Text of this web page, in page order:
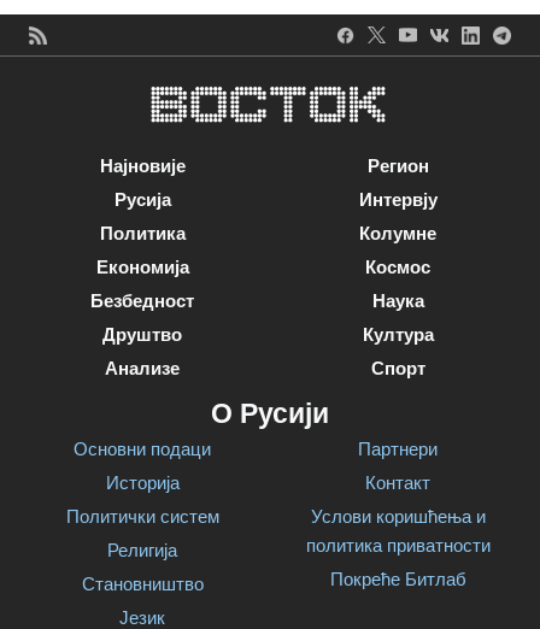
Најновије
Русија
Политика
Економија
Безбедност
Друштво
Анализе
Регион
Интервју
Колумне
Космос
Наука
Култура
Спорт
О Русији
Основни подаци
Историја
Политички систем
Религија
Становништво
Језик
Партнери
Контакт
Услови коришћења и
политика приватности
Покреће Битлаб